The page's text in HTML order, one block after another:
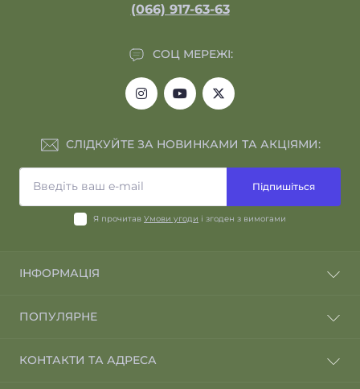
(066) 917-63-63
СОЦ МЕРЕЖІ:
СЛІДКУЙТЕ ЗА НОВИНКАМИ ТА АКЦІЯМИ:
Підпишіться
Я прочитав Умови угоди і згоден з вимогами
ІНФОРМАЦІЯ
Відгуки клієнтів
Умови угоди
ПОПУЛЯРНЕ
Бронепластини
КОНТАКТИ ТА АДРЕСА